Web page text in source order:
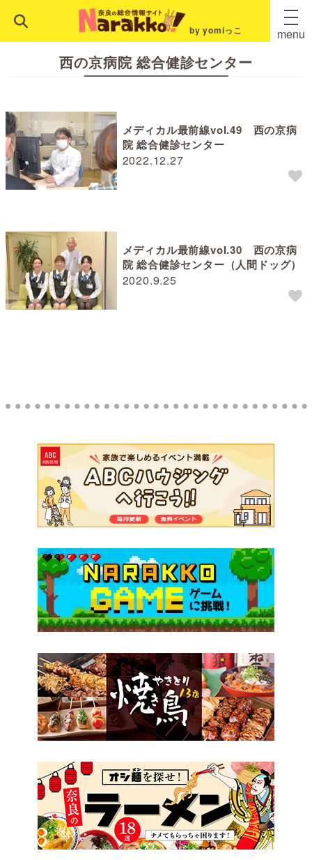
by yomiっこ menu
西の京病院 総合健診センター
2022.12.27
メディカル最前線vol.49 西の京病
院 総合健診センター
2020.9.25
メディカル最前線vol.30 西の京病
院 総合健診センター（人間ドッグ）